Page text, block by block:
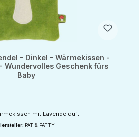
- Dinkel - Wärmekissen -
Wundervolles Geschenk fürs
Baby
mit Lavendelduft
PAT & PATTY